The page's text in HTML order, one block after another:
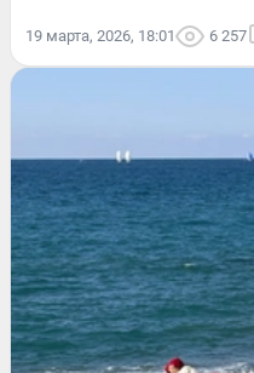
19 марта, 2026, 18:01 6 257